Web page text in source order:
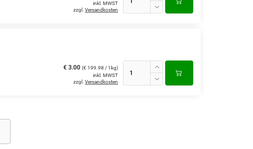
inkl. MWST
zzgl. Versandkosten
€ 3.00 (€ 199.98 / 1kg)
inkl. MWST
zzgl. Versandkosten